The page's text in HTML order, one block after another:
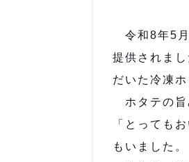
令和8年5月
提供されま
だいた冷凍
ホタテの旨
「とっても
もいました。